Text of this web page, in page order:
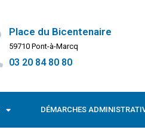
Place du Bicentenaire
59710 Pont-à-Marcq
03 20 84 80 80
DÉMARCHES